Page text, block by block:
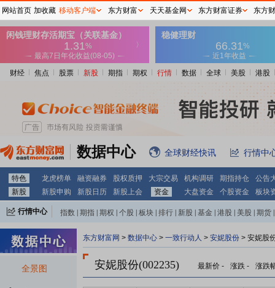
财经 焦点 股票 新股 期指 期权 行情 数据 全球 美股 港股
数据中心 全球财经快讯 行情中
特色 龙虎榜单 融资融券 股权质押 大宗交易 机构调研 期指持仓
公告
新股
新股申购 新股日历 新股上会 资金 大盘资金 个股资金 板块
行情中心 指数 期指 期权 个股 板块 排行 新股 基金 港股 美股 期货
全景图
东方财富网 > 数据中心 > 一致行动人 > 安妮股份 > 安妮股
安妮股份(002235) 最新价 - 涨跌 - 涨跌
网站首页 加收藏 移动客户端 东方财富 天天基金网 东方财富证券 东方